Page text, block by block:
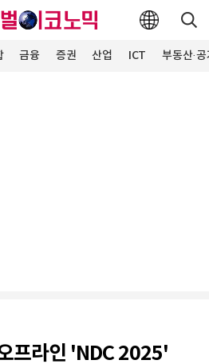
금융 증권 산업 ICT 부동산·
프라인 'NDC 2025'